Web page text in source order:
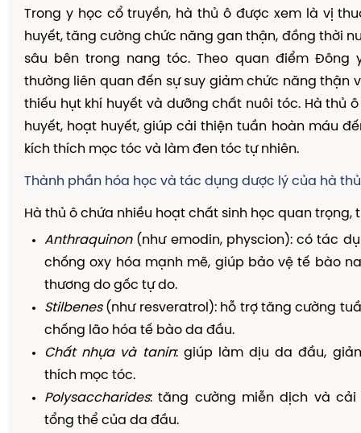
Trong y học cổ truyền, hà thủ ô được xem là vị
huyết, tăng cường chức năng gan thận, đồng thời
sâu bên trong nang tóc. Theo quan điểm Đông
thường liên quan đến sự suy giảm chức năng thận
thiếu hụt khí huyết và dưỡng chất nuôi tóc. Hà thủ
huyết, hoạt huyết, giúp cải thiện tuần hoàn máu
kích thích mọc tóc và làm đen tóc tự nhiên.
Thành phần hóa học và tác dụng dược lý của hà
Hà thủ ô chứa nhiều hoạt chất sinh học quan trọng,
Anthraquinon(như emodin, physcion): có tác
chống oxy hóa mạnh mẽ, giúp bảo vệ tế bào
thương do gốc tự do.
Stilbenes(như resveratrol): hỗ trợ tăng cường
chống lão hóa tế bào da đầu.
Chất nhựa và tanin: giúp làm dịu da đầu,
thích mọc tóc.
Polysaccharides: tăng cường miễn dịch và cải
tổng thể của da đầu.